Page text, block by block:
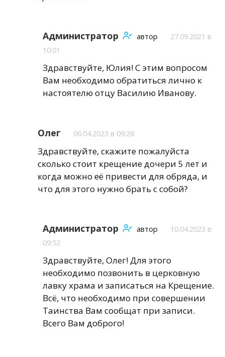
Администратор автор
27.09.2021 в
10:01
Здравствуйте, Юлия! С этим вопросом
Вам необходимо обратиться лично к
настоятелю отцу Василию Иванову.
Олег 06.04.2023 в 09:26
Здравствуйте, скажите пожалуйста
сколько стоит крещение дочери 5 лет и
когда можно её привести для обряда, и
что для этого нужно брать с собой?
Администратор автор
10.04.2023 в
09:52
Здравствуйте, Олег! Для этого
необходимо позвонить в церковную
лавку храма и записаться на Крещение.
Всё, что необходимо при совершении
Таинства Вам сообщат при записи.
Всего Вам доброго!